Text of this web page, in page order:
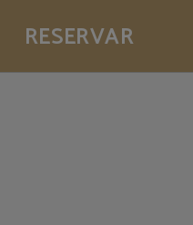
RESERVAR